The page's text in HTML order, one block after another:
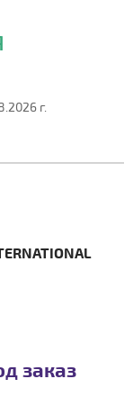
г.
заказ